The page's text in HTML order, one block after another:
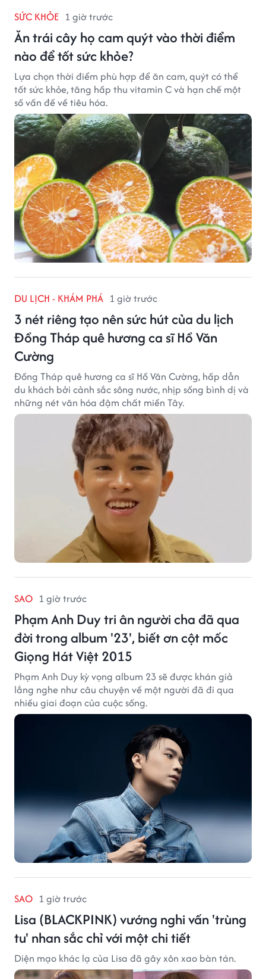
SỨC KHỎE 1 giờ trước
Ăn trái cây họ cam quýt vào thời điểm
nào để tốt sức khỏe?
Lựa chọn thời điểm phù hợp để ăn cam, quýt có thể
tốt sức khỏe, tăng hấp thu vitamin C và hạn chế một
số vấn đề về tiêu hóa.
DU LỊCH - KHÁM PHÁ 1 giờ trước
3 nét riêng tạo nên sức hút của du lịch
Đồng Tháp quê hương ca sĩ Hồ Văn
Cường
Đồng Tháp quê hương ca sĩ Hồ Văn Cường, hấp dẫn
du khách bởi cảnh sắc sông nước, nhịp sống bình dị và
những nét văn hóa đậm chất miền Tây.
SAO 1 giờ trước
Phạm Anh Duy tri ân người cha đã qua
đời trong album '23', biết ơn cột mốc
Giọng Hát Việt 2015
Phạm Anh Duy kỳ vọng album 23 sẽ được khán giả
lắng nghe như câu chuyện về một người đã đi qua
nhiều giai đoạn của cuộc sống.
SAO 1 giờ trước
Lisa (BLACKPINK) vướng nghi vấn 'trùng
tu' nhan sắc chỉ với một chi tiết
Diện mạo khác lạ của Lisa đã gây xôn xao bàn tán.